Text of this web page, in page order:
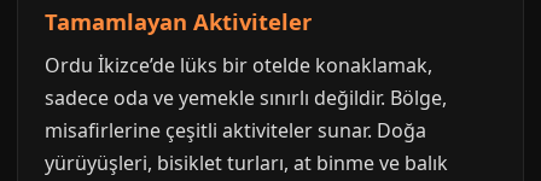
Tamamlayan Aktiviteler
Ordu İkizce’de lüks bir otelde konaklamak,
sadece oda ve yemekle sınırlı değildir. Bölge,
misafirlerine çeşitli aktiviteler sunar. Doğa
yürüyüşleri, bisiklet turları, at binme ve balık